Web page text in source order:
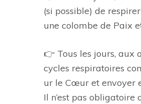
(si possible) de
une colombe de Paix
👉 Tous les jours, aux
cycles respiratoires
ur le Cœur et envoyer
Il n’est pas